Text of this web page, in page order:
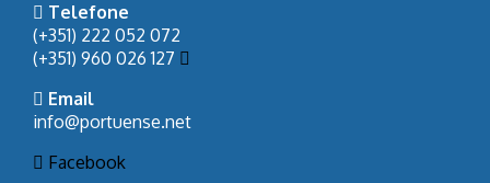
Telefone
(+351) 222 052 072
(+351) 960 026 127
Email
info@portuense.net
Facebook